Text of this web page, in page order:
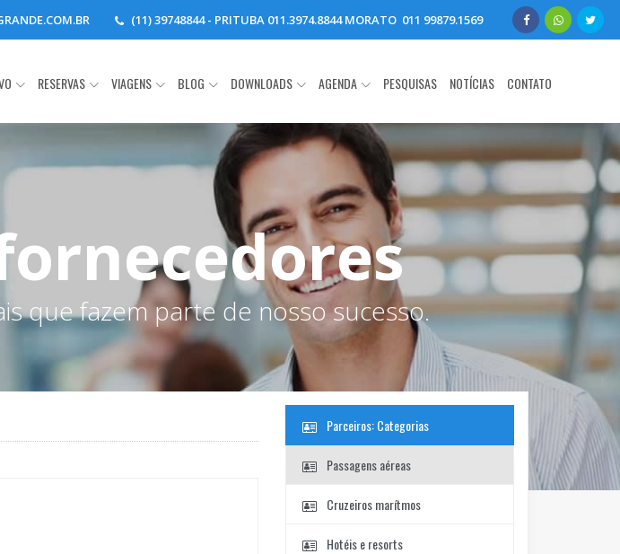
(11) 39748844 - PRITUBA 011.3974.8844 MORATO 011 99879.1569
RESERVAS VIAGENS BLOG DOWNLOADS AGENDA PESQUISAS NOTÍCIAS CONTATO
que fazem parte de nosso sucesso.
Parceiros: Categorias
Passagens aéreas
Cruzeiros marítmos
Hotéis e resorts